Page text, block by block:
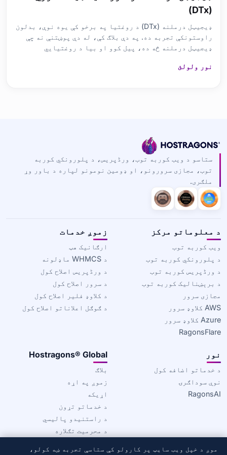
(DTx)
ډیجیټل درملنه (DTx) د روغتیا په برخو کې یوه نوې، بدلون
راوستونکې تجربه ده. په دې بلاګ کې، له دې پوښتنې نه چې
ډیجیټل درملنه څه ده، پیل کوو او بیا د روغتیایي
والي پروسې ته پام کوو. موږ د ډیجیټل درملنې ځای، هغه
نور ولولئ
ستاسو د ویب کوربه توب، ورڈپریس، د پلورونکي کوربه
توب، مجازی سرورونو، او ډومین نومونو لپاره د باور وړ
ملګری.
د معلوماتو مرکز
ویب کوربه توب
د پلورونکي کوربه توب
د ورڈپریس کوربه توب
د برېښنالیک کوربه توب
مجازی سرور
AWS کلاوډ سرور
Azure کلاوډ سرور
RagonsFlare
زموږ خدمات
ارګانیک هټ
د WHMCS ماډلونه
د ورڈپریس اصلاح کول
د سرور اصلاح کول
د کلاوډ فلیر اصلاح کول
د ګوګل اعلاناتو اصلاح کول
نور
د خدماتو اضافه کول
نوې سوداګرۍ
RagonsAI
Hostragons® Global
بلاګ
زموږ په اړه
اړیکه
د خدماتو تړون
د راستنیدو پالیسي
د محرمیت تګلاره
موږ د خپل ویب سایټ پر کارولو کې ستاسې تجربه ښه کولو،